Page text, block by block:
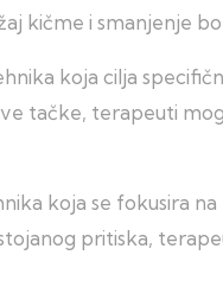
kičme i smanjenje
koja cilja
tačke, terapeuti
koja se fokusira
pritiska,